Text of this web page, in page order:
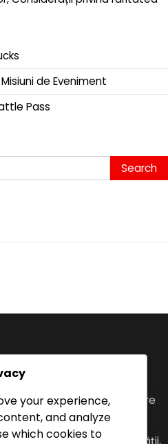
de Eveniment
Pass
Finalizarea sarcinilor,
Oferte limitate în timp
promoțiilor anterioare
Schimbări pe piață
Reacții ale comunității,
your experience,
and analyze
which cookies to